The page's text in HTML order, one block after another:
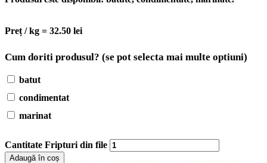
Preț / kg = 32.50 lei
Cum doriti produsul? (se pot selecta mai multe optiuni)
batut
condimentat
marinat
Cantitate Fripturi din file
Adaugă în coș